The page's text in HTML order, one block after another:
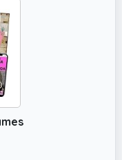
Sorprende
o
LÍNEA: ¿No
te
online